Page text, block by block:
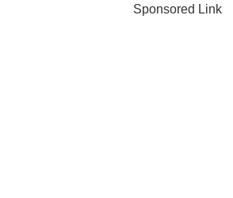
Sponsored Link